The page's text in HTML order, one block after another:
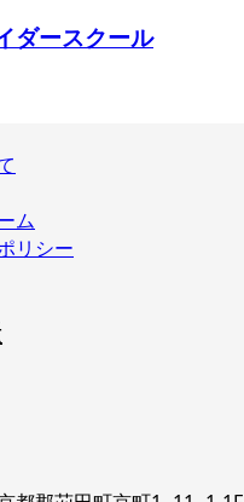
ダースクール
ム
リシー